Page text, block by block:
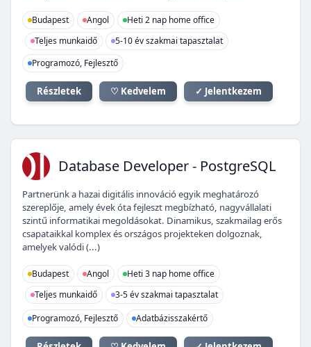
Budapest Angol
Heti 2 nap home office
Teljes munkaidő
5-10 év szakmai tapasztalat
Programozó, Fejlesztő
Részletek ♡ Kedvelem ✓ Jelentkezem
DDDatabase Developer - PostgreSQL
Partnerünk a hazai digitális innováció egyik meghatározó
szereplője, amely évek óta fejleszt megbízható, nagyvállalati
szintű informatikai megoldásokat. Dinamikus, szakmailag erős
csapataikkal komplex és országos projekteken dolgoznak,
amelyek valódi (...)
Budapest Angol
Heti 3 nap home office
Teljes munkaidő
3-5 év szakmai tapasztalat
Programozó, Fejlesztő
Adatbázisszakértő